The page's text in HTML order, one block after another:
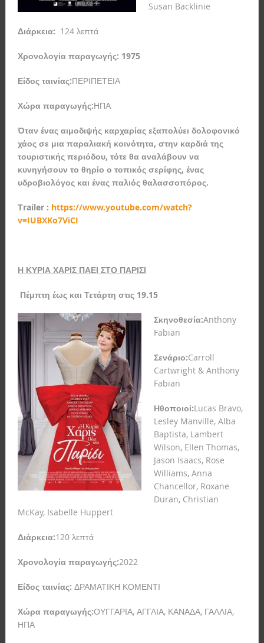
Susan Backlinie
Διάρκεια: 124 λεπτά
Χρονολογία παραγωγής: 1975
Είδος ταινίας:ΠΕΡΙΠΕΤΕΙΑ
Χώρα παραγωγής:ΗΠΑ
Όταν ένας αιμοδιψής καρχαρίας εξαπολύει δολοφονικό
χάος σε μια παραλιακή κοινότητα, στην καρδιά της
τουριστικής περιόδου, τότε θα αναλάβουν να
κυνηγήσουν το θηρίο ο τοπικός σερίφης, ένας
υδροβιολόγος και ένας παλιός θαλασσοπόρος.
Τrailer : https://www.youtube.com/watch?
v=IUBXKo7ViCI
Η ΚΥΡΙΑ ΧΑΡΙΣ ΠΑΕΙ ΣΤΟ ΠΑΡΙΣΙ
Πέμπτη έως και Τετάρτη στις 19.15
Σκηνοθεσία:Anthony
Fabian
Σενάριο:Carroll
Cartwright & Anthony
Fabian
Ηθοποιοί:Lucas Bravo,
Lesley Manville, Alba
Baptista, Lambert
Wilson, Ellen Thomas,
Jason Isaacs, Rose
Williams, Anna
Chancellor, Roxane
Duran, Christian
McKay, Isabelle Huppert
Διάρκεια:120 λεπτά
Χρονολογία παραγωγής:2022
Είδος ταινίας: ΔΡΑΜΑΤΙΚΗ ΚΟΜΕΝΤΙ
Χώρα παραγωγής:ΟΥΓΓΑΡΙΑ, ΑΓΓΛΙΑ, ΚΑΝΑΔΑ, ΓΑΛΛΙΑ,
ΗΠΑ